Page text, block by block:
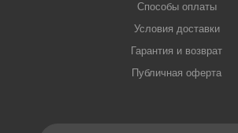
Способы оплаты
Условия доставки
Гарантия и возврат
Публичная оферта